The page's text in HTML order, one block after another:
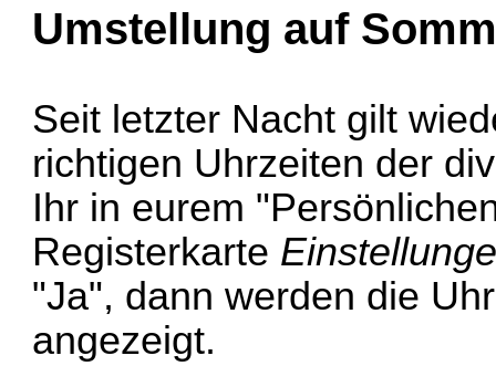
Umstellung auf
Seit letzter Nacht gilt
richtigen Uhrzeiten der
Ihr in eurem
Registerkarte
"Ja", dann werden die
angezeigt.